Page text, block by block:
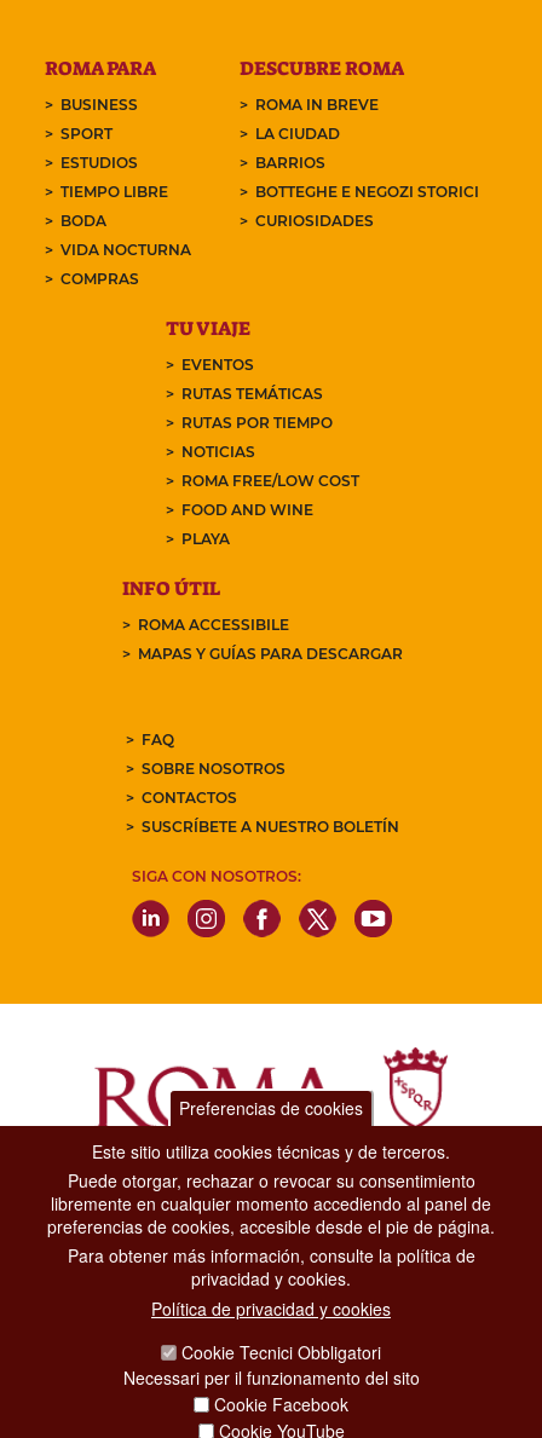
ROMA PARA
BUSINESS
SPORT
ESTUDIOS
TIEMPO LIBRE
BODA
VIDA NOCTURNA
COMPRAS
DESCUBRE ROMA
ROMA IN BREVE
LA CIUDAD
BARRIOS
BOTTEGHE E NEGOZI STORICI
CURIOSIDADES
TU VIAJE
EVENTOS
RUTAS TEMÁTICAS
RUTAS POR TIEMPO
NOTICIAS
ROMA FREE/LOW COST
FOOD AND WINE
PLAYA
INFO ÚTIL
ROMA ACCESSIBILE
MAPAS Y GUÍAS PARA DESCARGAR
FAQ
SOBRE NOSOTROS
CONTACTOS
SUSCRÍBETE A NUESTRO BOLETÍN
SIGA CON NOSOTROS:
Dipartimento Grandi Eventi, Sport, Turismo e Moda.
Via di San Basilio, 51
00187 Roma
CONTACT CENTER TEL. 06 06 08
CONTATTA LA REDAZIONE
Preferencias de cookies
Este sitio utiliza cookies técnicas y de terceros.
Puede otorgar, rechazar o revocar su consentimiento
libremente en cualquier momento accediendo al panel de
preferencias de cookies, accesible desde el pie de página.
Para obtener más información, consulte la política de
privacidad y cookies.
Política de privacidad y cookies
Cookie Tecnici Obbligatori
Necessari per il funzionamento del sito
Cookie Facebook
Cookie YouTube